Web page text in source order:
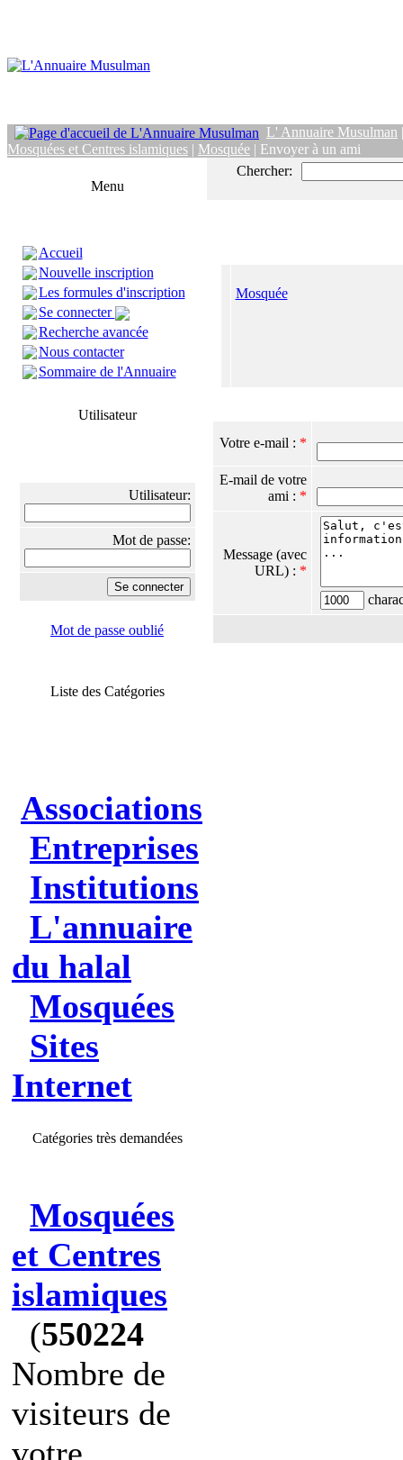
L' Annuaire Musulman
Mosquées et Centres islamiques | Mosquée | Envoyer à un ami
Menu
Accueil
Nouvelle inscription
Les formules d'inscription
Se connecter
Recherche avancée
Nous contacter
Sommaire de l'Annuaire
Utilisateur
Utilisateur:
Mot de passe:
Mot de passe oublié
Liste des Catégories
Associations
Entreprises
Institutions
L'annuaire
du halal
Mosquées
Sites
Internet
Catégories très demandées
Mosquées
et Centres
islamiques
(550224
Nombre de
visiteurs de
Chercher:
Mosquée
Votre e-mail : *
E-mail de votre
ami : *
Message (avec
URL) : *